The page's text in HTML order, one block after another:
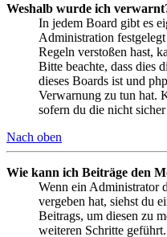
Weshalb wurde ich
In jedem Board gibt es
Administration
Regeln verstoßen hast,
Bitte beachte, dass dies
dieses Boards ist und
Verwarnung zu tun hat.
sofern du die nicht
Nach oben
Wie kann ich Beiträge den
Wenn ein Administrator
vergeben hat, siehst du
Beitrags, um diesen zu
weiteren Schritte geführt.